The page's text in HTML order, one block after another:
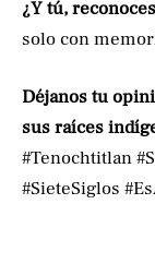
¿Y tú,
solo con
Déjanos tu
sus raíces
#Tenochtitlan
#SieteSiglos